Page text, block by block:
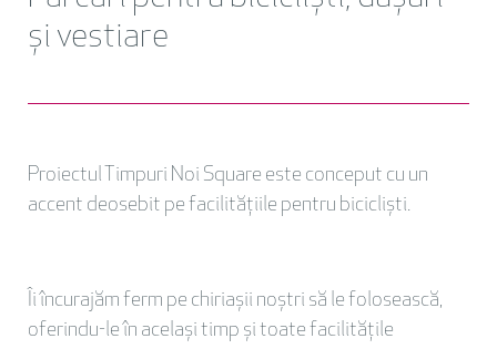
și vestiare
Proiectul Timpuri Noi Square este conceput cu un
accent deosebit pe facilitățiile pentru bicicliști.
Îi încurajăm ferm pe chiriașii noștri să le folosească,
oferindu-le în același timp și toate facilitățile